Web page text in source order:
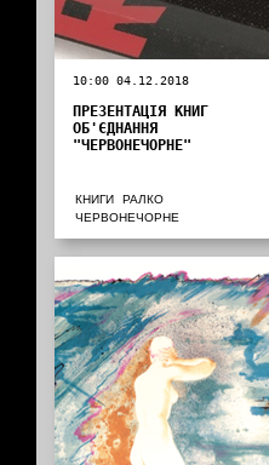
10:00 04.12.2018
ПРЕЗЕНТАЦІЯ КНИГ
ОБ'ЄДНАННЯ
"ЧЕРВОНЕЧОРНЕ"
КНИГИ
РАЛКО
ЧЕРВОНЕЧОРНЕ